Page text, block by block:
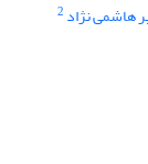
هاشمی نژاد 2